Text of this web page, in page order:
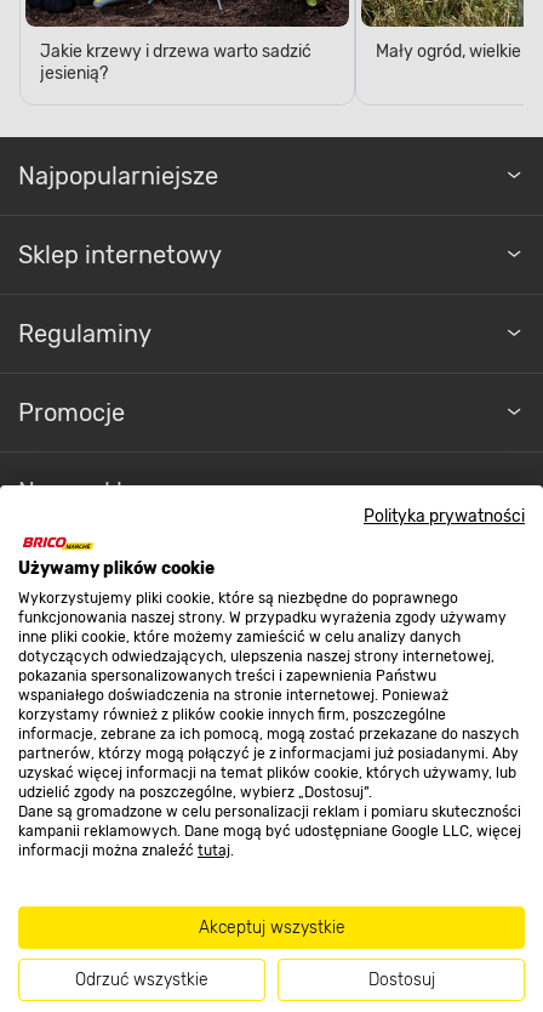
Polityka prywatności
Używamy plików cookie
Wykorzystujemy pliki cookie, które są niezbędne do poprawnego
funkcjonowania naszej strony. W przypadku wyrażenia zgody używamy
inne pliki cookie, które możemy zamieścić w celu analizy danych
dotyczących odwiedzających, ulepszenia naszej strony internetowej,
pokazania spersonalizowanych treści i zapewnienia Państwu
wspaniałego doświadczenia na stronie internetowej. Ponieważ
korzystamy również z plików cookie innych firm, poszczególne
informacje, zebrane za ich pomocą, mogą zostać przekazane do naszych
partnerów, którzy mogą połączyć je z informacjami już posiadanymi. Aby
uzyskać więcej informacji na temat plików cookie, których używamy, lub
udzielić zgody na poszczególne, wybierz „Dostosuj”.
Dane są gromadzone w celu personalizacji reklam i pomiaru skuteczności
kampanii reklamowych. Dane mogą być udostępniane Google LLC, więcej
informacji można znaleźć tutaj.
Akceptuj wszystkie
Odrzuć wszystkie Dostosuj
Jakie krzewy i drzewa warto sadzić
jesienią?
Mały ogród, wielkie
Najpopularniejsze
Sklep internetowy
Regulaminy
Promocje
Nasze sklepy
O nas
Kontakt do sklepu
Strefa biznesu
Dołącz do nas
Metody płatności